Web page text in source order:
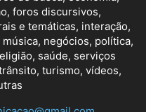
foros discursivos,
e temáticas, interação,
negócios, política,
saúde, serviços
turismo, vídeos,